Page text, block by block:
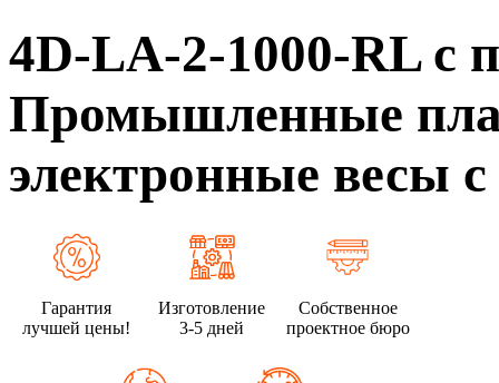
4D-LA-2-1000-RL с
Промышленные
электронные весы
Гарантия
лучшей цены!
Изготовление
3-5 дней
Собственное
проектное бюро